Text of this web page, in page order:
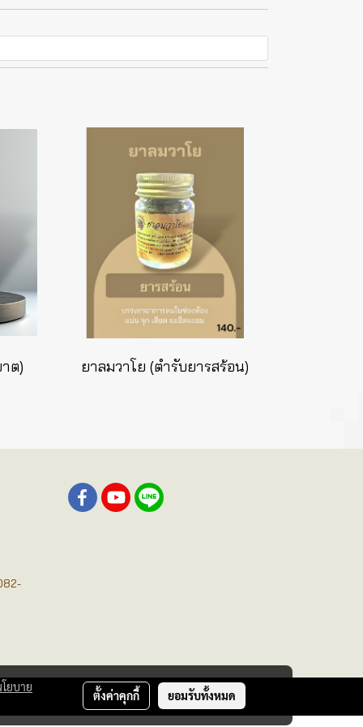
ต) ยาลมวาโย (ตำรับยารสร้อน)
ยบาย
ตั้งค่าคุกกี้ ยอมรับทั้งหมด